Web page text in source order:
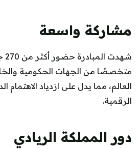
مشاركة واسعة
متخصصًا من الجهات الحكومية
العالم، مما يدل على ازدياد الاهتمام
الرقمية.
دور المملكة الريادي